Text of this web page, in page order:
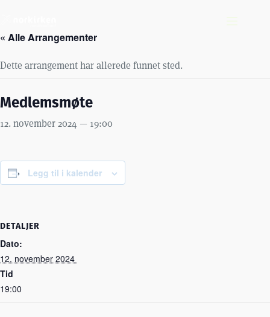
innholdet
« Alle Arrangementer
Dette arrangement har allerede funnet sted.
Medlemsmøte
12. november 2024 — 19:00
Legg til i kalender
DETALJER
Dato:
12. november 2024
Tid
19:00